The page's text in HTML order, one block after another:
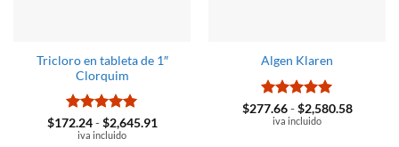
Tricloro en tableta de 1″
Clorquim
Valorado
con5de 5
$172.24 - $2,645.91
iva incluido
Algen Klaren
Valorado
con5de 5
$277.66 - $2,580.58Rango
iva incluido